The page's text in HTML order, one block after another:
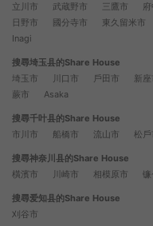
立川市
武蔵野市 三鷹市
日野市
國分寺市 東久留米市
Inagi
搜尋埼玉县的Share House
埼玉市
川口市 戶田市 新座
蕨市
Asaka
搜尋千叶县的Share House
市川市
船橋市 流山市 松戶
搜尋神奈川县的Share House
橫濱市
川崎市 相模原市 镰
搜尋爱知县的Share House
刈谷市